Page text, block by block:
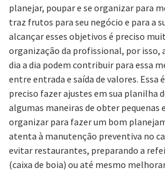
planejar, poupar e se organizar para
traz frutos para seu negócio e para a
alcançar esses objetivos é preciso
organização da profissional, por isso,
dia a dia podem contribuir para essa
entre entrada e saída de valores. Essa
preciso fazer ajustes em sua planilha
algumas maneiras de obter pequenas
organizar para fazer um bom
atenta à manutenção preventiva no
evitar restaurantes, preparando a
(caixa de boia) ou até mesmo